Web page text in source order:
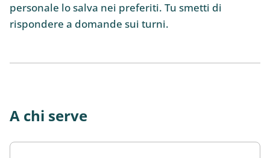
personale lo salva nei preferiti. Tu smetti di
rispondere a domande sui turni.
A chi serve